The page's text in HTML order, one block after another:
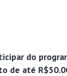
do
de até